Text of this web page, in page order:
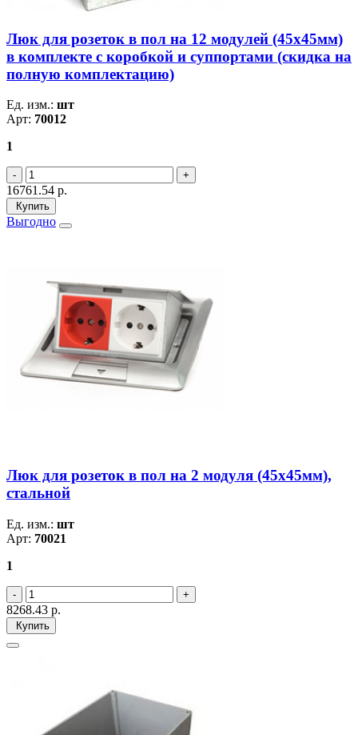
Люк для розеток в пол на 12 модулей (45х45мм)
в комплекте с коробкой и суппортами (скидка на
полную комплектацию)
Ед. изм.: шт
Арт: 70012
1
16761.54 р.
Купить
Выгодно
Люк для розеток в пол на 2 модуля (45х45мм),
стальной
Ед. изм.: шт
Арт: 70021
1
8268.43 р.
Купить